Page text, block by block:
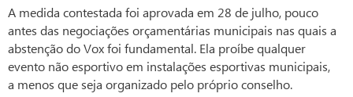
A medida contestada foi aprovada em 28 de julho, pouco
antes das negociações orçamentárias municipais nas quais a
abstenção do Vox foi fundamental. Ela proíbe qualquer
evento não esportivo em instalações esportivas municipais,
a menos que seja organizado pelo próprio conselho.